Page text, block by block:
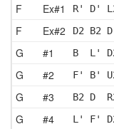
F Ex#1 R' D'
F Ex#2 D2 B2
G #1 B  L'
G #2 F' B'
G #3 B2 D
G #4 L' F'